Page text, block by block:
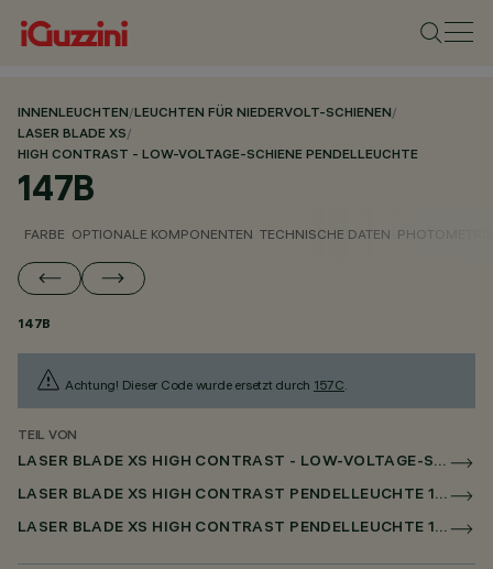
INNENLEUCHTEN/LEUCHTEN FÜR NIEDERVOLT-SCHIENEN/
LASER BLADE XS/
HIGH CONTRAST - LOW-VOLTAGE-SCHIENE PENDELLEUCHTE
147B
FARBE OPTIONALE KOMPONENTEN TECHNISCHE DATEN
147B
Achtung! Dieser Code wurde ersetzt durch 157C.
TEIL VON
LASER BLADE XS HIGH CONTRAST - LOW-VOLTAGE-SCHIENE PENDELLEUCHTE
LASER BLADE XS HIGH CONTRAST PENDELLEUCHTE 1X/4X /9X FÜR NIEDERSPANNUNGSSCHIENE CASAMBI
LASER BLADE XS HIGH CONTRAST PENDELLEUCHTE 1X / 4X / 9X FÜR SUPERRAIL CASAMBI